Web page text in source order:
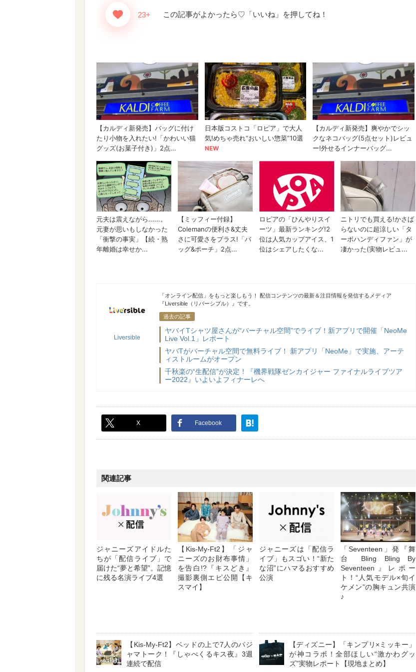
Liversible
Liversible
「オンライン配信」をもっと楽しもう！ 配信コンテンツの最新＆注目情報を発信するメディア
『Liversible（リバーシブル）』です。
過去の記事
ヤバイTシャツ屋さんが“バーチャル空間”でライブ！新アプリで開催「NeoMe
Live Vol.1」レポート
ヤバTがバーチャル空間で無料ライブ！ 新アプリ「NeoMe」で実施、アーテ
ィストルームがオープン
千秋楽の“生配信”が決定！『機界戦隊ゼンカイジャー ファイナルライブツア
ー2022』いよいよフィナーレへ
X Facebook
関連記事
ジャニーズアイドルた
ちが「配信ライブ」で
届けた“夢と希望”。記憶
に残る名演ライブ4選
【Kis-My-Ft2】「ジャ
ニーズのお財布事情」
を告白!?『キスどき』
撮影裏側エピ公開【キ
スマイ】
ジャニーズは「配信ラ
イブ」もスゴい！“新た
な沼”にハマるおすすめ
公演
「Seventeen」発『舞
台 Bling Bling By
Seventeen』レポー
ト！“人気モデル×旬イ
ケメン”の胸キュン共演
♪
【Kis-My-Ft2】ベッドの上で7人のパジ
ャマトーク！『しゃべくるキス夜』3週
連続で配信
【ディズニー】「キンプリ×ミッキー」
が神コラボ！全部ほしい“激かわグッ
ズ”実物レポート【現地まとめ】